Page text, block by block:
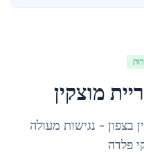
מוצקין
בצפון - נגישות מעולה
פלדה